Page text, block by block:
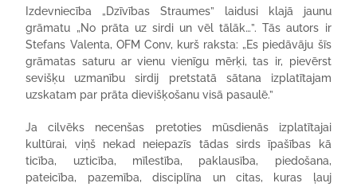
Izdevniecība „Dzīvības Straumes” laidusi klajā jaunu
grāmatu „No prāta uz sirdi un vēl tālāk…”. Tās autors ir
Stefans Valenta, OFM Conv, kurš raksta: „Es piedāvāju šīs
grāmatas saturu ar vienu vienīgu mērķi, tas ir, pievērst
sevišķu uzmanību sirdij pretstatā sātana izplatītajam
uzskatam par prāta dievišķošanu visā pasaulē.”
Ja cilvēks necenšas pretoties mūsdienās izplatītajai
kultūrai, viņš nekad neiepazīs tādas sirds īpašības kā
ticība, uzticība, mīlestība, paklausība, piedošana,
pateicība, pazemība, disciplīna un citas, kuras ļauj